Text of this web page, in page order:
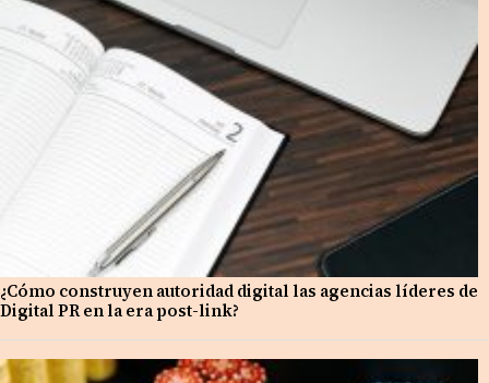
¿Cómo construyen autoridad digital las agencias líderes de
Digital PR en la era post-link?